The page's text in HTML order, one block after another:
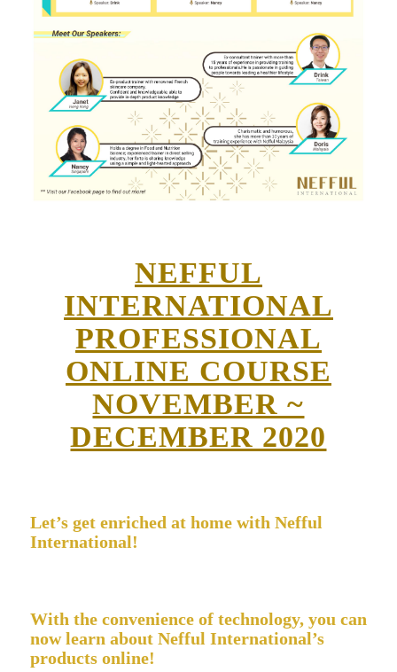
NEFFUL
INTERNATIONAL
PROFESSIONAL
ONLINE COURSE
NOVEMBER ~
DECEMBER 2020
Let’s get enriched at home with Nefful
International!
With the convenience of technology, you can
now learn about Nefful International’s
products online!